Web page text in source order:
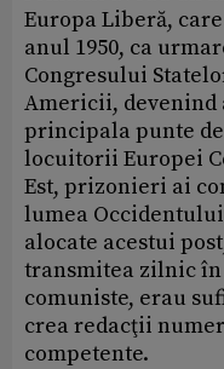
Europa Liberă,
anul 1950, ca
Congresului
Americii, devenind
principala punte
locuitorii Europei
Est, prizonieri ai
lumea
alocate acestui
transmitea zilnic
comuniste, erau
crea redacţii
competente.